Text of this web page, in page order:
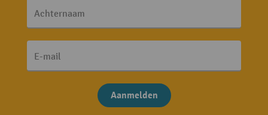
Achternaam
E-mail
Aanmelden